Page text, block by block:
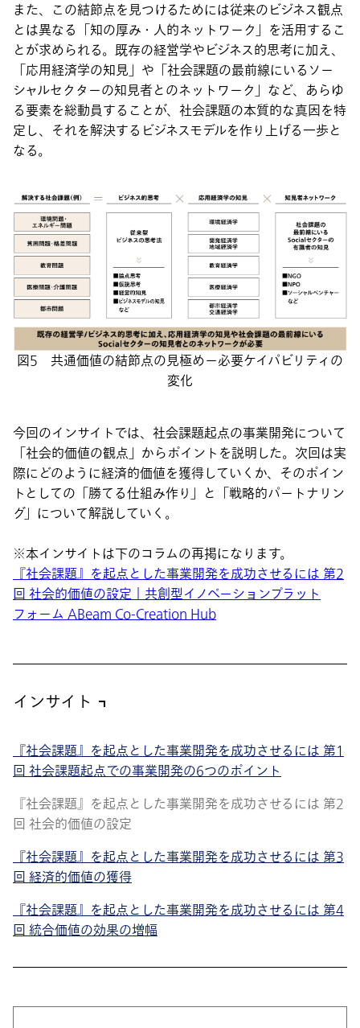
また、この結節点を見つけるためには従来のビジネス観点
とは異なる「知の厚み・人的ネットワーク」を活用するこ
とが求められる。既存の経営学やビジネス的思考に加え、
「応用経済学の知見」や「社会課題の最前線にいるソー
シャルセクターの知見者とのネットワーク」など、あらゆ
る要素を総動員することが、社会課題の本質的な真因を特
定し、それを解決するビジネスモデルを作り上げる一歩と
なる。
図5 共通価値の結節点の見極めー必要ケイパビリティの
変化
今回のインサイトでは、社会課題起点の事業開発について
「社会的価値の観点」からポイントを説明した。次回は実
際にどのように経済的価値を獲得していくか、そのポイン
トとしての「勝てる仕組み作り」と「戦略的パートナリン
グ」について解説していく。
※本インサイトは下のコラムの再掲になります。
『社会課題』を起点とした事業開発を成功させるには 第2
回 社会的価値の設定｜共創型イノベーションプラット
フォーム ABeam Co-Creation Hub
インサイト
『社会課題』を起点とした事業開発を成功させるには 第1
回 社会課題起点での事業開発の6つのポイント
『社会課題』を起点とした事業開発を成功させるには 第2
回 社会的価値の設定
『社会課題』を起点とした事業開発を成功させるには 第3
回 経済的価値の獲得
『社会課題』を起点とした事業開発を成功させるには 第4
回 統合価値の効果の増幅